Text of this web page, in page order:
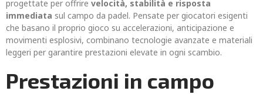
progettate per offrire velocità, stabilità e risposta
immediata sul campo da padel. Pensate per giocatori esigenti
che basano il proprio gioco su accelerazioni, anticipazione e
movimenti esplosivi, combinano tecnologie avanzate e materiali
leggeri per garantire prestazioni elevate in ogni scambio.
Prestazioni in campo